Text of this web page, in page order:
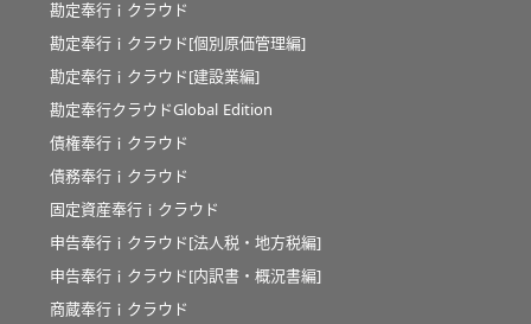
勘定奉行ｉクラウド
勘定奉行ｉクラウド[個別原価管理編]
勘定奉行ｉクラウド[建設業編]
勘定奉行クラウドGlobal Edition
債権奉行ｉクラウド
債務奉行ｉクラウド
固定資産奉行ｉクラウド
申告奉行ｉクラウド[法人税・地方税編]
申告奉行ｉクラウド[内訳書・概況書編]
商蔵奉行ｉクラウド